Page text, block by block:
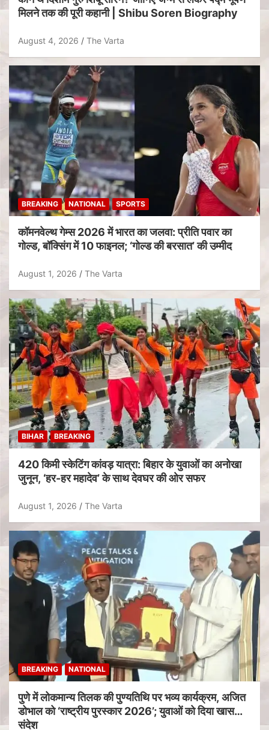
मिलने तक की पूरी कहानी | Shibu Soren Biography
August 4, 2026 The Varta
BREAKING NATIONAL SPORTS
कॉमनवेल्थ गेम्स 2026 में भारत का जलवा: प्रीति पवार का
गोल्ड, बॉक्सिंग में 10 फाइनल; ‘गोल्ड की बरसात’ की उम्मीद
August 1, 2026 The Varta
BIHAR BREAKING
420 किमी स्केटिंग कांवड़ यात्रा: बिहार के युवाओं का अनोखा
जुनून, ‘हर-हर महादेव’ के साथ देवघर की ओर सफर
August 1, 2026 The Varta
BREAKING NATIONAL
पुणे में लोकमान्य तिलक की पुण्यतिथि पर भव्य कार्यक्रम, अजित
डोभाल को ‘राष्ट्रीय पुरस्कार 2026’; युवाओं को दिया खास
संदेश